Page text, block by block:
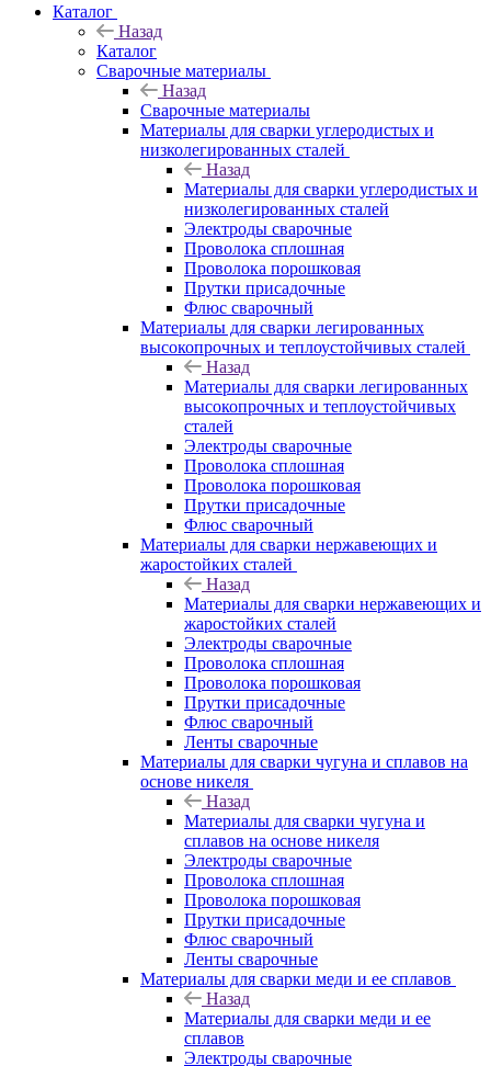
Каталог
Назад
Каталог
Сварочные материалы
Назад
Сварочные материалы
Материалы для сварки углеродистых и
низколегированных сталей
Назад
Материалы для сварки углеродистых и
низколегированных сталей
Электроды сварочные
Проволока сплошная
Проволока порошковая
Прутки присадочные
Флюс сварочный
Материалы для сварки легированных
высокопрочных и теплоустойчивых сталей
Назад
Материалы для сварки легированных
высокопрочных и теплоустойчивых
сталей
Электроды сварочные
Проволока сплошная
Проволока порошковая
Прутки присадочные
Флюс сварочный
Материалы для сварки нержавеющих и
жаростойких сталей
Назад
Материалы для сварки нержавеющих и
жаростойких сталей
Электроды сварочные
Проволока сплошная
Проволока порошковая
Прутки присадочные
Флюс сварочный
Ленты сварочные
Материалы для сварки чугуна и сплавов на
основе никеля
Назад
Материалы для сварки чугуна и
сплавов на основе никеля
Электроды сварочные
Проволока сплошная
Проволока порошковая
Прутки присадочные
Флюс сварочный
Ленты сварочные
Материалы для сварки меди и ее сплавов
Назад
Материалы для сварки меди и ее
сплавов
Электроды сварочные